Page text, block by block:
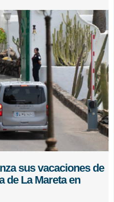
sus vacaciones de
de La Mareta en